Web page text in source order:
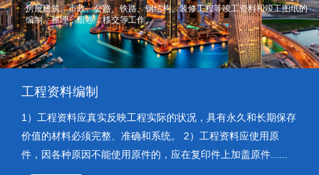
房屋建筑、市政、公路、铁路、钢结构、装修工程等竣工资料和竣工图纸的
编制，整理，组卷，移交等工作。
了解我们
查看更多内容
工程资料编制
1）工程资料应真实反映工程实际的状况，具有永久和长期保存
价值的材料必须完整、准确和系统。 2）工程资料应使用原
件，因各种原因不能使用原件的，应在复印件上加盖原件......